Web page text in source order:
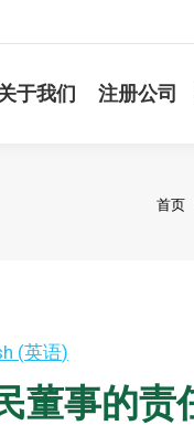
于我们 注册公司
您
首页
(英语)
董事的责